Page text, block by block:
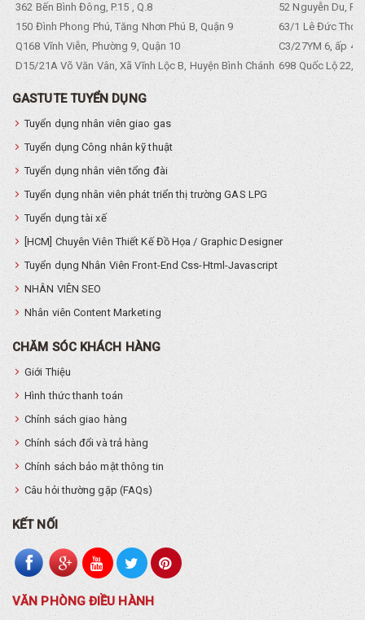
362 Bến Bình Đông, P.15 , Q.8
52 Nguyễn Du,
150 Đình Phong Phú, Tăng Nhơn Phú B, Quận 9
63/1 Lê Đức Thọ,
Q168 Vĩnh Viễn, Phường 9, Quận 10
C3/27YM 6, ấp 4,
D15/21A Võ Văn Vân, Xã Vĩnh Lộc B, Huyện Bình Chánh 698 Quốc Lộ 22,
GASTUTE TUYỂN DỤNG
Tuyển dụng nhân viên giao gas
Tuyển dụng Công nhân kỹ thuật
Tuyển dụng nhân viên tổng đài
Tuyển dụng nhân viên phát triển thị trường GAS LPG
Tuyển dụng tài xế
[HCM] Chuyên Viên Thiết Kế Đồ Họa / Graphic Designer
Tuyển dụng Nhân Viên Front-End Css-Html-Javascript
NHÂN VIÊN SEO
Nhân viên Content Marketing
CHĂM SÓC KHÁCH HÀNG
Giới Thiệu
Hình thức thanh toán
Chính sách giao hàng
Chính sách đổi và trả hàng
Chính sách bảo mật thông tin
Câu hỏi thường gặp (FAQs)
KẾT NỐI
VĂN PHÒNG ĐIỀU HÀNH